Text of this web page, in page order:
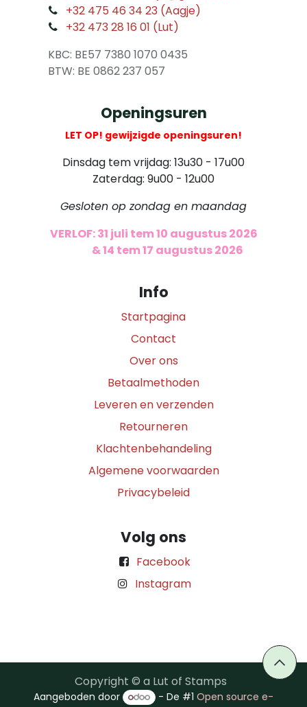
+32 475 46 34 23 (Aagje)
+32 473 28 16 01 (Lut)
KBC: BE57 7380 1070 0435
​ BTW: BE 0862 237 057
Openingsuren
LET OP! gewijzigde openingsuren!
Dinsdag tem vrijdag: 13u30 - 17u00
Zaterdag: 9u00 - 12u00
Gesloten op zondag en maandag
VERLOF: 31 juli tem 10 augustus 2026
& 14 tem 17 augustus 2026
Info
Startpagina
Contact
Over ons
Betaalmethoden
Leveren en verzenden
Retourneren
Klachtenbehandeling
Algemene voorwaarden
Privacybeleid
Volg ons
Facebook
Instagram
Copyright © a Lut of Stamps
Aangeboden door - De #1Open source e-